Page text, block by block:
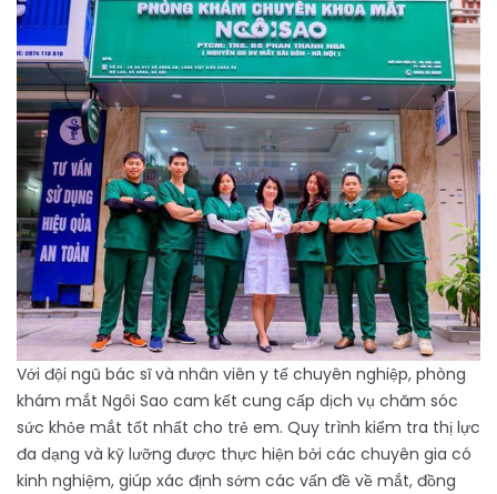
Với đội ngũ bác sĩ và nhân viên y tế chuyên nghiệp, phòng
khám mắt Ngôi Sao cam kết cung cấp dịch vụ chăm sóc
sức khỏe mắt tốt nhất cho trẻ em. Quy trình kiểm tra thị lực
đa dạng và kỹ lưỡng được thực hiện bởi các chuyên gia có
kinh nghiệm, giúp xác định sớm các vấn đề về mắt, đồng